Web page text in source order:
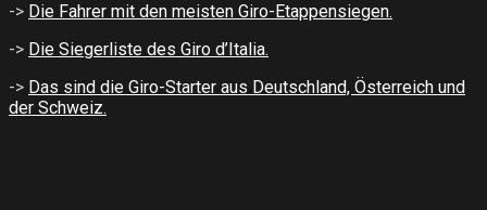
-> Die Fahrer mit den meisten Giro-Etappensiegen.
-> Die Siegerliste des Giro d’Italia.
-> Das sind die Giro-Starter aus Deutschland, Österreich und
der Schweiz.